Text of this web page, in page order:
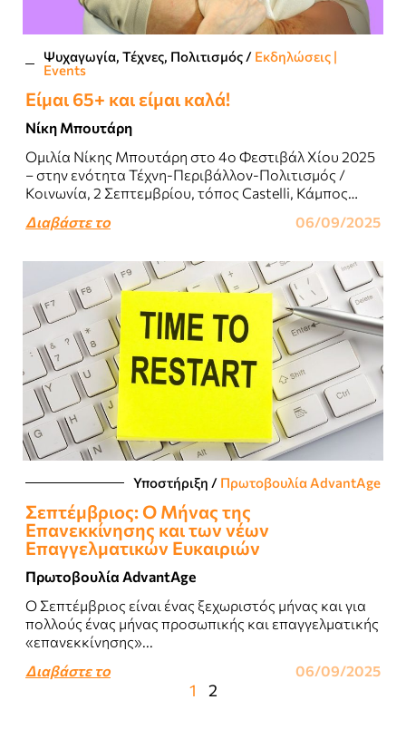
Ψυχαγωγία, Τέχνες, Πολιτισμός/ Εκδηλώσεις |
Events
Είμαι 65+ και είμαι καλά!
Νίκη Μπουτάρη
Ομιλία Νίκης Μπουτάρη στο 4ο Φεστιβάλ Χίου 2025
– στην ενότητα Τέχνη-Περιβάλλον-Πολιτισμός /
Κοινωνία, 2 Σεπτεμβρίου, τόπος Castelli, Κάμπος
Διαβάστε το 06/09/2025
Υποστήριξη / Πρωτοβουλία AdvantAge
Σεπτέμβριος: Ο Μήνας της
Επανεκκίνησης και των νέων
Επαγγελματικών Ευκαιριών
Πρωτοβουλία AdvantAge
Ο Σεπτέμβριος είναι ένας ξεχωριστός μήνας και για
πολλούς ένας μήνας προσωπικής και επαγγελματικής
«επανεκκίνησης»...
Διαβάστε το
06/09/2025
1 2